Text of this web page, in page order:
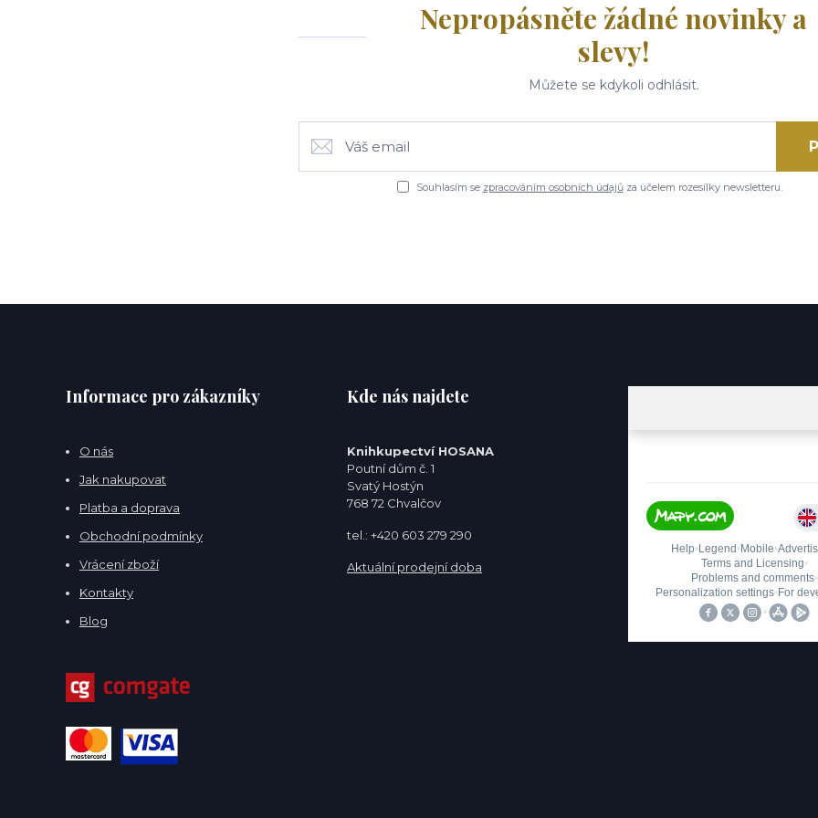
Nepropásněte žádné novinky a
slevy!
Můžete se kdykoli odhlásit.
Souhlasím se zpracováním osobních údajůza účelem rozesílky newsletteru.
Informace pro zákazníky
O nás
Jak nakupovat
Platba a doprava
Obchodní podmínky
Vrácení zboží
Kontakty
Blog
Kde nás najdete
Knihkupectví HOSANA
Poutní dům č. 1
Svatý Hostýn
768 72 Chvalčov
tel.: +420 603 279 290
Aktuální prodejní doba